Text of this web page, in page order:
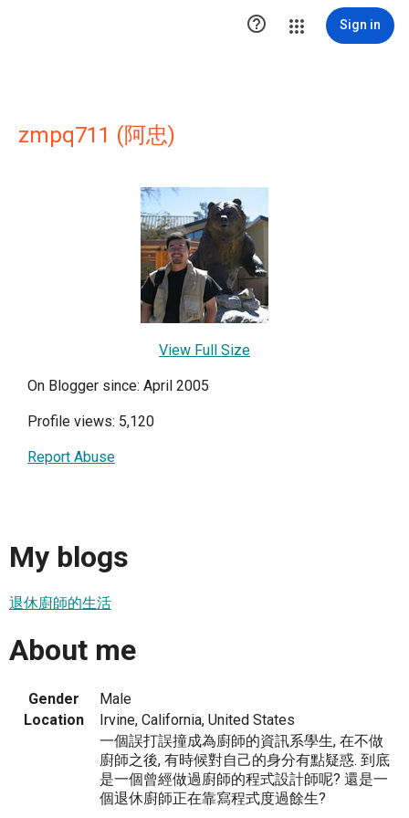
 Sign in
zmpq711 (阿忠)
View Full Size
On Blogger since: April 2005
Profile views: 5,120
Report Abuse
My blogs
退休廚師的生活
About me
Gender
Male
Location
Irvine, California, United States
一個誤打誤撞成為廚師的資訊系學生, 在不做
廚師之後, 有時候對自己的身分有點疑惑. 到底
是一個曾經做過廚師的程式設計師呢? 還是一
個退休廚師正在靠寫程式度過餘生?